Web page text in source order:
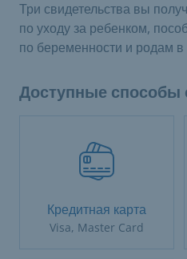
Три свидетельства вы
по уходу за ребенком,
по беременности и родам
Доступные способы
Кредитная карта
Visa, Master Card